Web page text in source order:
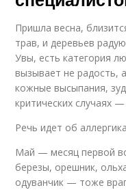
Пришла весна,
трав, и деревьев
Увы, есть категория
вызывает не радость,
кожные высыпания,
критических случаях
Речь идет об
Май — месяц первой
березы, орешник,
одуванчик — тоже